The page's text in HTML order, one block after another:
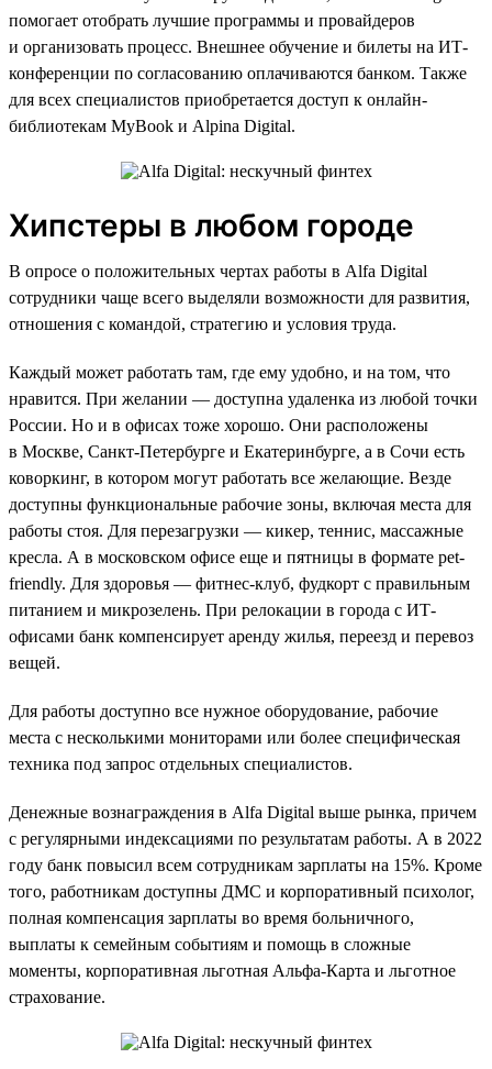
помогает отобрать лучшие программы и провайдеров
и организовать процесс. Внешнее обучение и билеты на ИТ-
конференции по согласованию оплачиваются банком. Также
для всех специалистов приобретается доступ к онлайн-
библиотекам MyBook и Alpina Digital.
Хипстеры в любом городе
В опросе о положительных чертах работы в Alfa Digital
сотрудники чаще всего выделяли возможности для развития,
отношения с командой, стратегию и условия труда.
Каждый может работать там, где ему удобно, и на том, что
нравится. При желании — доступна удаленка из любой точки
России. Но и в офисах тоже хорошо. Они расположены
в Москве, Санкт-Петербурге и Екатеринбурге, а в Сочи есть
коворкинг, в котором могут работать все желающие. Везде
доступны функциональные рабочие зоны, включая места для
работы стоя. Для перезагрузки — кикер, теннис, массажные
кресла. А в московском офисе еще и пятницы в формате pet-
friendly. Для здоровья — фитнес-клуб, фудкорт с правильным
питанием и микрозелень. При релокации в города с ИТ-
офисами банк компенсирует аренду жилья, переезд и перевоз
вещей.
Для работы доступно все нужное оборудование, рабочие
места с несколькими мониторами или более специфическая
техника под запрос отдельных специалистов.
Денежные вознаграждения в Alfa Digital выше рынка, причем
с регулярными индексациями по результатам работы. А в 2022
году банк повысил всем сотрудникам зарплаты на 15%. Кроме
того, работникам доступны ДМС и корпоративный психолог,
полная компенсация зарплаты во время больничного,
выплаты к семейным событиям и помощь в сложные
моменты, корпоративная льготная Альфа-Карта и льготное
страхование.